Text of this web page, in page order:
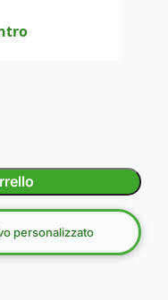
personalizzato